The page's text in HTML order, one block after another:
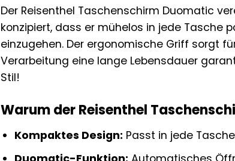
Der Reisenthel Taschenschirm Duomatic
konzipiert, dass er mühelos in jede Tasche
einzugehen. Der ergonomische Griff sorgt
Verarbeitung eine lange Lebensdauer
Stil!
Warum der Reisenthel
Kompaktes Design: Passt in jede